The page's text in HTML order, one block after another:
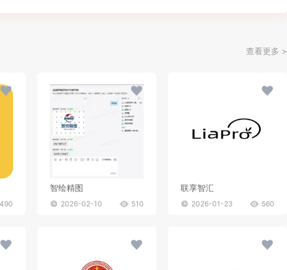
查看更多 >
490
智绘精图
2026-02-10 510
联享智汇
2026-01-23 560